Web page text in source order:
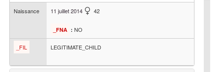
Naissance 11 juillet 2014 42
_FNA : NO
_FIL LEGITIMATE_CHILD